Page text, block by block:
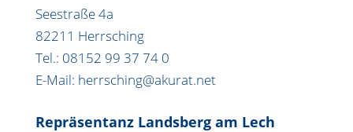
Seestraße 4a
82211 Herrsching
Tel.: 08152 99 37 74 0
E-Mail: herrsching@akurat.net
Repräsentanz Landsberg am Lech